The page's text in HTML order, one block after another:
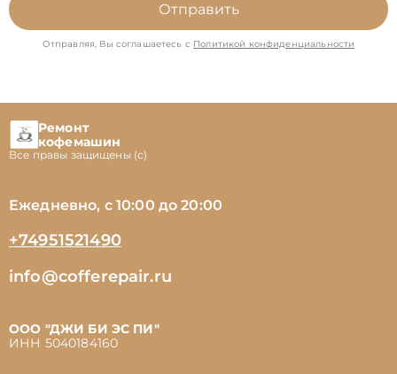
Отправить
Отправляя, Вы соглашаетесь с Политикой конфиденциальности
Ремонт
кофемашин
Все правы защищены (с)
Ежедневно, с 10:00 до 20:00
+74951521490
info@cofferepair.ru
ООО "ДЖИ БИ ЭС ПИ"
ИНН 5040184160